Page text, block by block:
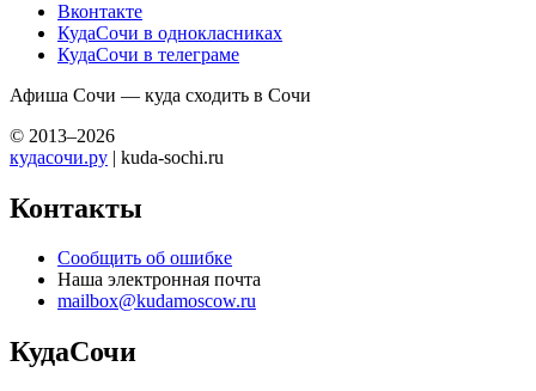
Вконтакте
КудаСочи в однокласниках
КудаСочи в телеграме
Афиша Сочи — куда сходить в Сочи
© 2013–2026
кудасочи.ру | kuda-sochi.ru
Контакты
Сообщить об ошибке
Наша электронная почта
mailbox@kudamoscow.ru
КудаСочи